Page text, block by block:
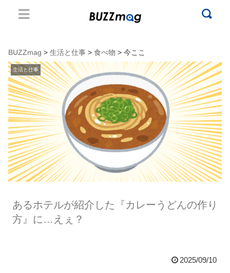
BUZZmag > 生活と仕事 > 食べ物 > 今ここ
生活と仕事
あるホテルが紹介した『カレーうどんの作り
方』に…えぇ？
2025/09/10